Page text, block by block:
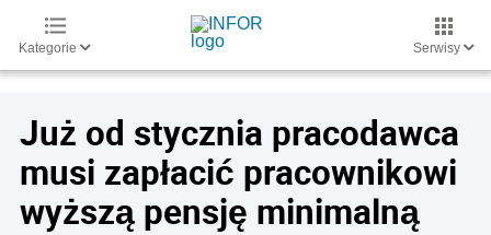
Kategorie Serwisy
Już od stycznia pracodawca
musi zapłacić pracownikowi
wyższą pensję minimalną